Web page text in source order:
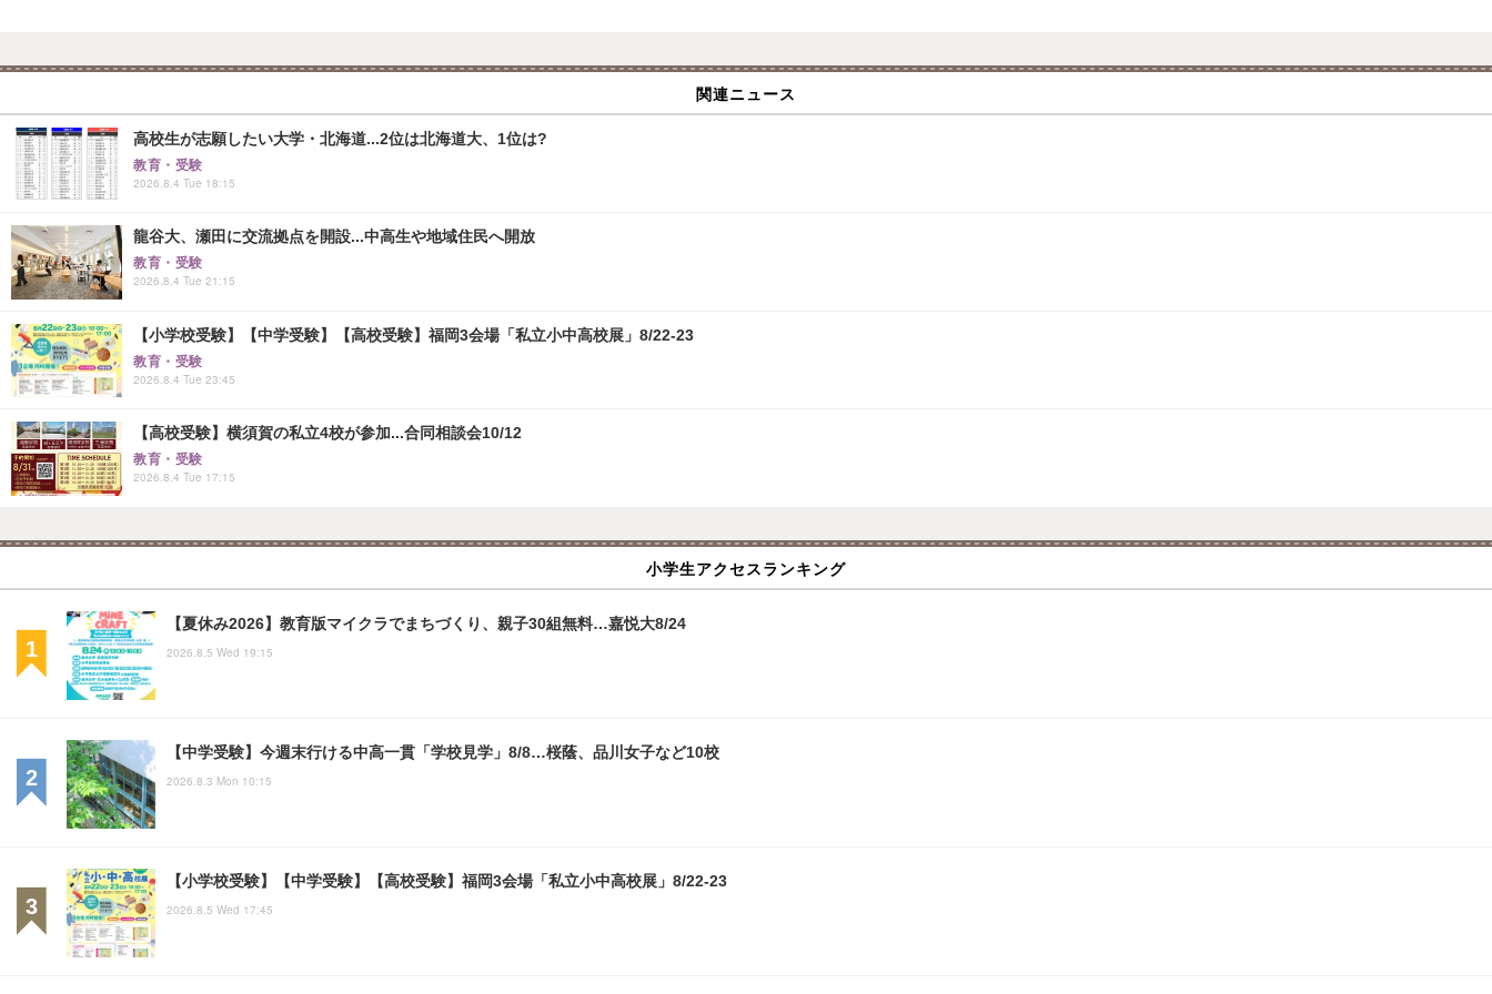
関連ニュース
高校生が志願したい大学・北海道...2位は北海道大、1位は?
教育・受験
2026.8.4 Tue 18:15
龍谷大、瀬田に交流拠点を開設...中高生や地域住民へ開放
教育・受験
2026.8.4 Tue 21:15
【小学校受験】【中学受験】【高校受験】福岡3会場「私立小中高校展」8/22-23
教育・受験
2026.8.4 Tue 23:45
【高校受験】横須賀の私立4校が参加...合同相談会10/12
教育・受験
2026.8.4 Tue 17:15
小学生アクセスランキング
【夏休み2026】教育版マイクラでまちづくり、親子30組無料…嘉悦大8/24
2026.8.5 Wed 19:15
【中学受験】今週末行ける中高一貫「学校見学」8/8…桜蔭、品川女子など10校
2026.8.3 Mon 10:15
【小学校受験】【中学受験】【高校受験】福岡3会場「私立小中高校展」8/22-23
2026.8.5 Wed 17:45